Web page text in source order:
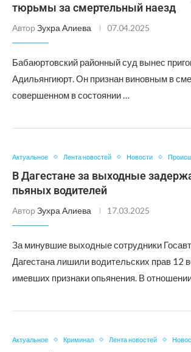
тюрьмы за смертельный наезд
Автор Зухра Алиева 07.04.2025
Бабаюртовский районный суд вынес
Адильянгиюрт. Он признан виновным в
совершенном в состоянии …
Актуальное Лента новостей Новости
В Дагестане за выходные
пьяных водителей
Автор Зухра Алиева 17.03.2025
За минувшие выходные сотрудники
Дагестана лишили водительских прав 12
имевших признаки опьянения. В
Актуальное Криминал Лента новостей